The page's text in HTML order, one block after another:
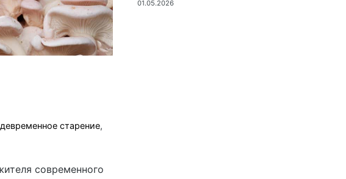
старение,
современного
01.05.2026